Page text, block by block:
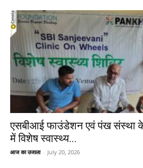
एसबीआई फाउंडेशन एवं पंख संस्था
में विशेष स्वास्थ्य...
आज का उजाला - July 20, 2026